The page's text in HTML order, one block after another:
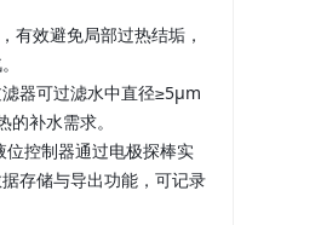
有效避免局部过热结垢，
器可过滤水中直径≥5μm
补水需求。
位控制器通过电极探棒实
存储与导出功能，可记录